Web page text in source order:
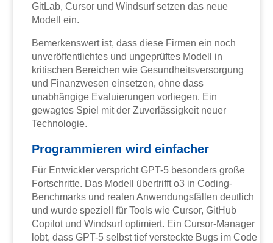
GitLab, Cursor und Windsurf setzen das neue
Modell ein.
Bemerkenswert ist, dass diese Firmen ein noch
unveröffentlichtes und ungeprüftes Modell in
kritischen Bereichen wie Gesundheitsversorgung
und Finanzwesen einsetzen, ohne dass
unabhängige Evaluierungen vorliegen. Ein
gewagtes Spiel mit der Zuverlässigkeit neuer
Technologie.
Programmieren wird einfacher
Für Entwickler verspricht GPT-5 besonders große
Fortschritte. Das Modell übertrifft o3 in Coding-
Benchmarks und realen Anwendungsfällen deutlich
und wurde speziell für Tools wie Cursor, GitHub
Copilot und Windsurf optimiert. Ein Cursor-Manager
lobt, dass GPT-5 selbst tief versteckte Bugs im Code